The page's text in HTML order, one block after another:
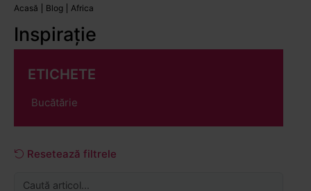
Acasă Blog Africa
Inspirație
ETICHETE
Bucătărie
Resetează filtrele